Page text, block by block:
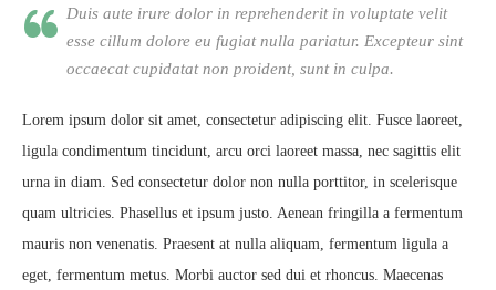
Duis aute irure dolor in reprehenderit in voluptate velit
esse cillum dolore eu fugiat nulla pariatur. Excepteur sint
occaecat cupidatat non proident, sunt in culpa.
Lorem ipsum dolor sit amet, consectetur adipiscing elit. Fusce laoreet,
ligula condimentum tincidunt, arcu orci laoreet massa, nec sagittis elit
urna in diam. Sed consectetur dolor non nulla porttitor, in scelerisque
quam ultricies. Phasellus et ipsum justo. Aenean fringilla a fermentum
mauris non venenatis. Praesent at nulla aliquam, fermentum ligula a
eget, fermentum metus. Morbi auctor sed dui et rhoncus. Maecenas